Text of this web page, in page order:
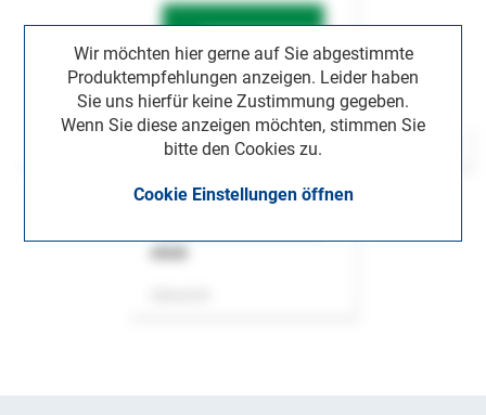
Wir möchten hier gerne auf Sie abgestimmte
Produktempfehlungen anzeigen. Leider haben
Sie uns hierfür keine Zustimmung gegeben.
Wenn Sie diese anzeigen möchten, stimmen Sie
bitte den Cookies zu.
Cookie Einstellungen öffnen